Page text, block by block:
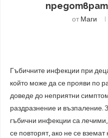
от Маги
Гъбичните инфекции при
който може да се прояви по
доведе до неприятни
раздразнение и възпаление.
гъбични инфекции са
се повторят, ако не се